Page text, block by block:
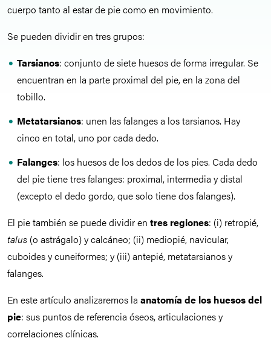
cuerpo tanto al estar de pie como en movimiento.
Se pueden dividir en tres grupos:
Tarsianos: conjunto de siete huesos de forma irregular. Se
encuentran en la parte proximal del pie, en la zona del
tobillo.
Metatarsianos: unen las falanges a los tarsianos. Hay
cinco en total, uno por cada dedo.
Falanges: los huesos de los dedos de los pies. Cada dedo
del pie tiene tres falanges: proximal, intermedia y distal
(excepto el dedo gordo, que solo tiene dos falanges).
El pie también se puede dividir en tres regiones: (i) retropié,
talus (o astrágalo) y calcáneo; (ii) mediopié, navicular,
cuboides y cuneiformes; y (iii) antepié, metatarsianos y
falanges.
En este artículo analizaremos la anatomía de los huesos del
pie: sus puntos de referencia óseos, articulaciones y
correlaciones clínicas.